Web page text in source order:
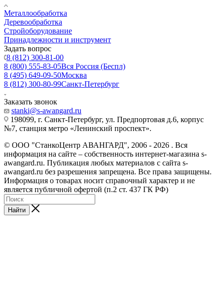
Металлообработка
Деревообработка
Стройоборудование
Принадлежности и инструмент
Задать вопрос
8 (812) 300-81-00
8 (800) 555-83-05Вся Россия (Беспл)
8 (495) 649-09-50Москва
8 (812) 300-80-99Санкт-Петербург
Заказать звонок
stanki@s-awangard.ru
198099, г. Санкт-Петербург, ул. Предпортовая д.6, корпус
№7, станция метро «Ленинский проспект».
© ООО "СтанкоЦентр АВАНГАРД", 2006 - 2026 . Вся
информация на сайте – собственность интернет-магазина s-
awangard.ru. Публикация любых материалов с сайта s-
awangard.ru без разрешения запрещена. Все права защищены.
Информация о товарах носит справочный характер и не
является публичной офертой (п.2 ст. 437 ГК РФ)
Найти